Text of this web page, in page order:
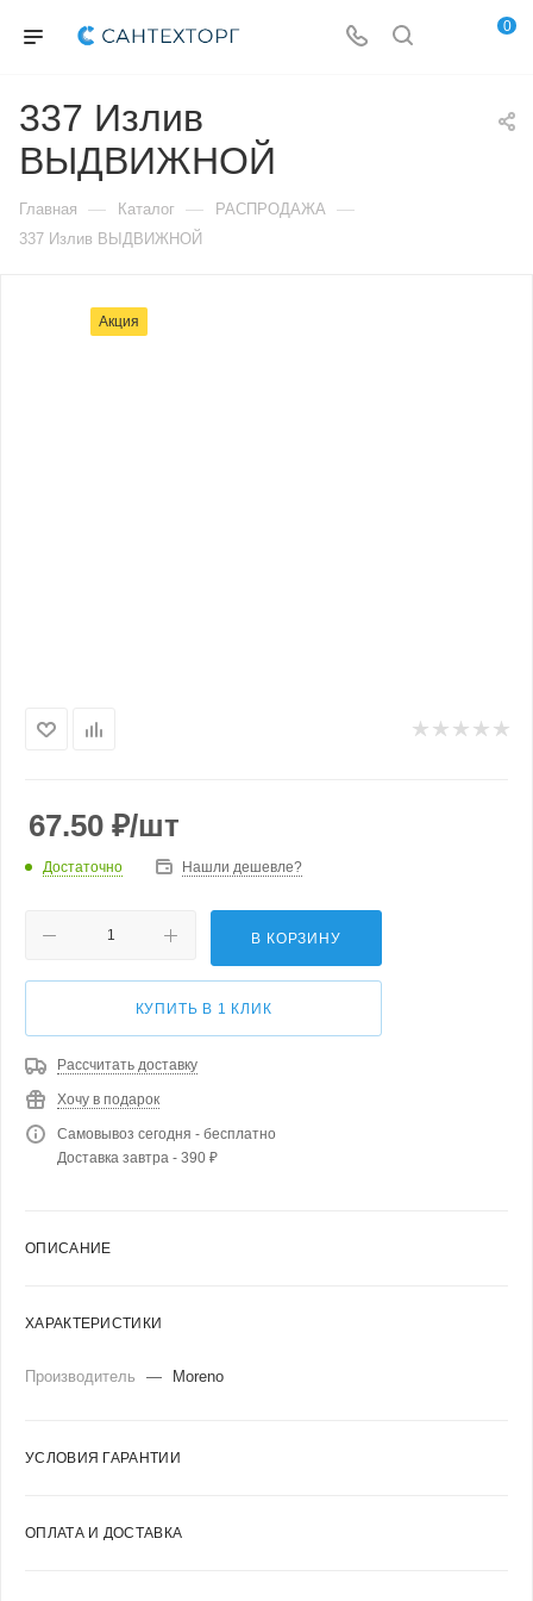
0
337 Излив
ВЫДВИЖНОЙ
Главная — Каталог — РАСПРОДАЖА —
337 Излив ВЫДВИЖНОЙ
Акция
67.50 ₽/шт
Достаточно Нашли дешевле?
В КОРЗИНУ
КУПИТЬ В 1 КЛИК
Рассчитать доставку
Хочу в подарок
Самовывоз сегодня - бесплатно
Доставка завтра - 390 ₽
ОПИСАНИЕ
ХАРАКТЕРИСТИКИ
Производитель — Moreno
УСЛОВИЯ ГАРАНТИИ
ОПЛАТА И ДОСТАВКА